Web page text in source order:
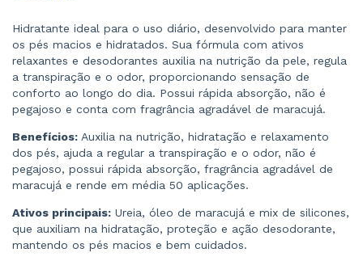
Hidratante ideal para o uso diário, desenvolvido para manter
os pés macios e hidratados. Sua fórmula com ativos
relaxantes e desodorantes auxilia na nutrição da pele, regula
a transpiração e o odor, proporcionando sensação de
conforto ao longo do dia. Possui rápida absorção, não é
pegajoso e conta com fragrância agradável de maracujá.
Benefícios: Auxilia na nutrição, hidratação e relaxamento
dos pés, ajuda a regular a transpiração e o odor, não é
pegajoso, possui rápida absorção, fragrância agradável de
maracujá e rende em média 50 aplicações.
Ativos principais: Ureia, óleo de maracujá e mix de silicones,
que auxiliam na hidratação, proteção e ação desodorante,
mantendo os pés macios e bem cuidados.